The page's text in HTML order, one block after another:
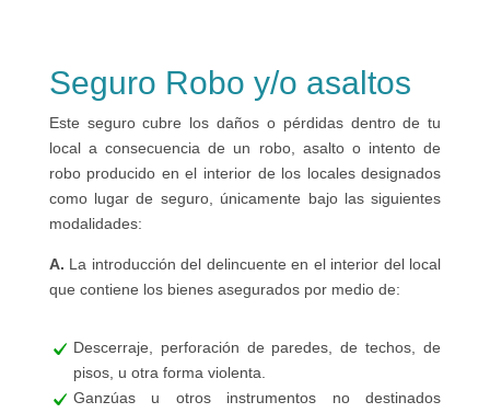
Seguro Robo y/o asaltos
Este seguro cubre los daños o pérdidas dentro de tu
local a consecuencia de un robo, asalto o intento de
robo producido en el interior de los locales designados
como lugar de seguro, únicamente bajo las siguientes
modalidades:
A. La introducción del delincuente en el interior del local
que contiene los bienes asegurados por medio de:
Descerraje, perforación de paredes, de techos, de
pisos, u otra forma violenta.
Ganzúas u otros instrumentos no destinados